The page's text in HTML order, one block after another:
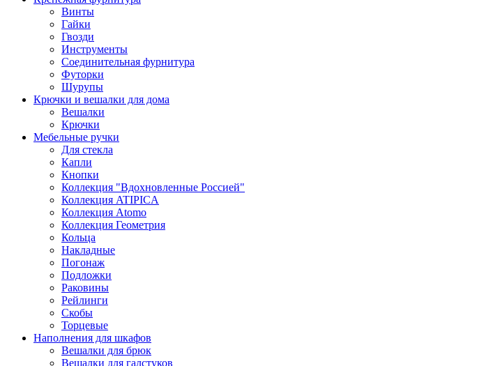
Винты
Гайки
Гвозди
Инструменты
Соединительная фурнитура
Футорки
Шурупы
Крючки и вешалки для дома
Вешалки
Крючки
Мебельные ручки
Для стекла
Капли
Кнопки
Коллекция "Вдохновленные Россией"
Коллекция ATIPICA
Коллекция Atomo
Коллекция Геометрия
Кольца
Накладные
Погонаж
Подложки
Раковины
Рейлинги
Скобы
Торцевые
Наполнения для шкафов
Вешалки для брюк
Вешалки для галстуков